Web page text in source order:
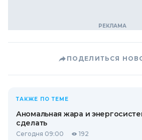
ПОДЕЛИТЬСЯ
ТАКЖЕ ПО ТЕМЕ
Аномальная жара и
сделать
Сегодня 09:00 192